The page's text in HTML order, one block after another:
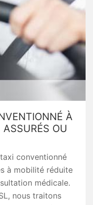
À
OU
conventionné
à mobilité réduite
médicale.
nous traitons